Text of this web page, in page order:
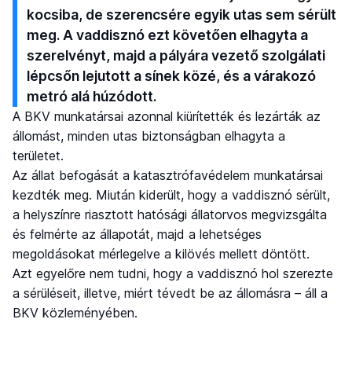
kocsiba, de szerencsére egyik utas sem sérült
meg. A vaddisznó ezt követően elhagyta a
szerelvényt, majd a pályára vezető szolgálati
lépcsőn lejutott a sínek közé, és a várakozó
metró alá húzódott.
A BKV munkatársai azonnal kiürítették és lezárták az
állomást, minden utas biztonságban elhagyta a
területet.
Az állat befogását a katasztrófavédelem munkatársai
kezdték meg. Miután kiderült, hogy a vaddisznó sérült,
a helyszínre riasztott hatósági állatorvos megvizsgálta
és felmérte az állapotát, majd a lehetséges
megoldásokat mérlegelve a kilövés mellett döntött.
Azt egyelőre nem tudni, hogy a vaddisznó hol szerezte
a sérüléseit, illetve, miért tévedt be az állomásra – áll a
BKV közleményében.